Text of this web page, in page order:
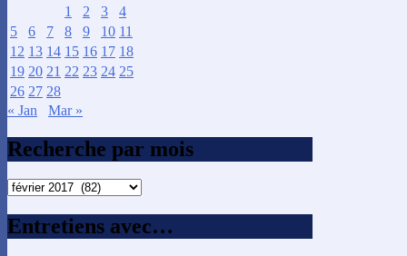
1
2 3
4
5
6 7 8 9 10 11
12 13 14 15 16 17 18
19 20 21 22 23 24 25
26 27 28
« Jan
Mar »
Recherche par mois
Recherche
mois
Entretiens avec…